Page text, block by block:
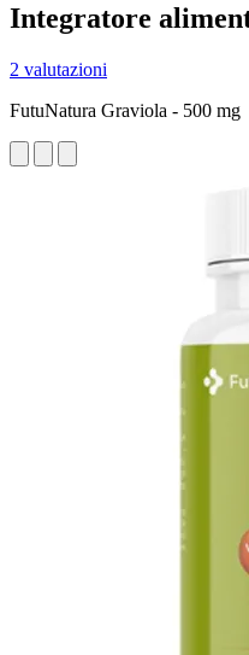
Integratore
2 valutazioni
FutuNatura Graviola - 500 mg